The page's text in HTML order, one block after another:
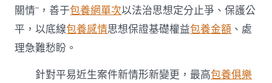
關情”，善于包養網單次以法治思想定分止爭、保護公
平，以底線包養感情思想保證基礎權益包養金額 、處
理急難愁盼。
針對平易近生案件新情形新變更，最高包養俱樂